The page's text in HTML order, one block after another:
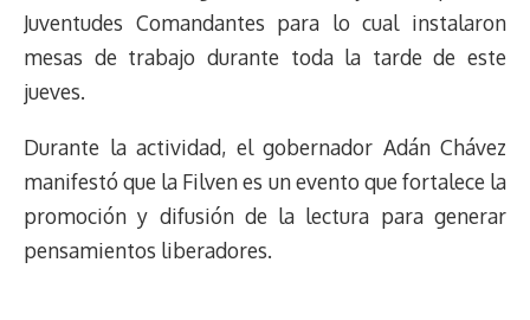
Juventudes Comandantes para lo cual instalaron
mesas de trabajo durante toda la tarde de este
jueves.
Durante la actividad, el gobernador Adán Chávez
manifestó que la Filven es un evento que fortalece la
promoción y difusión de la lectura para generar
pensamientos liberadores.